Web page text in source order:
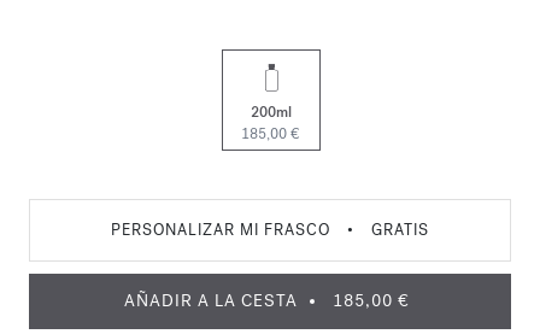
200ml
185,00 €
PERSONALIZAR MI FRASCO • GRATIS
AÑADIR A LA CESTA 185,00 €